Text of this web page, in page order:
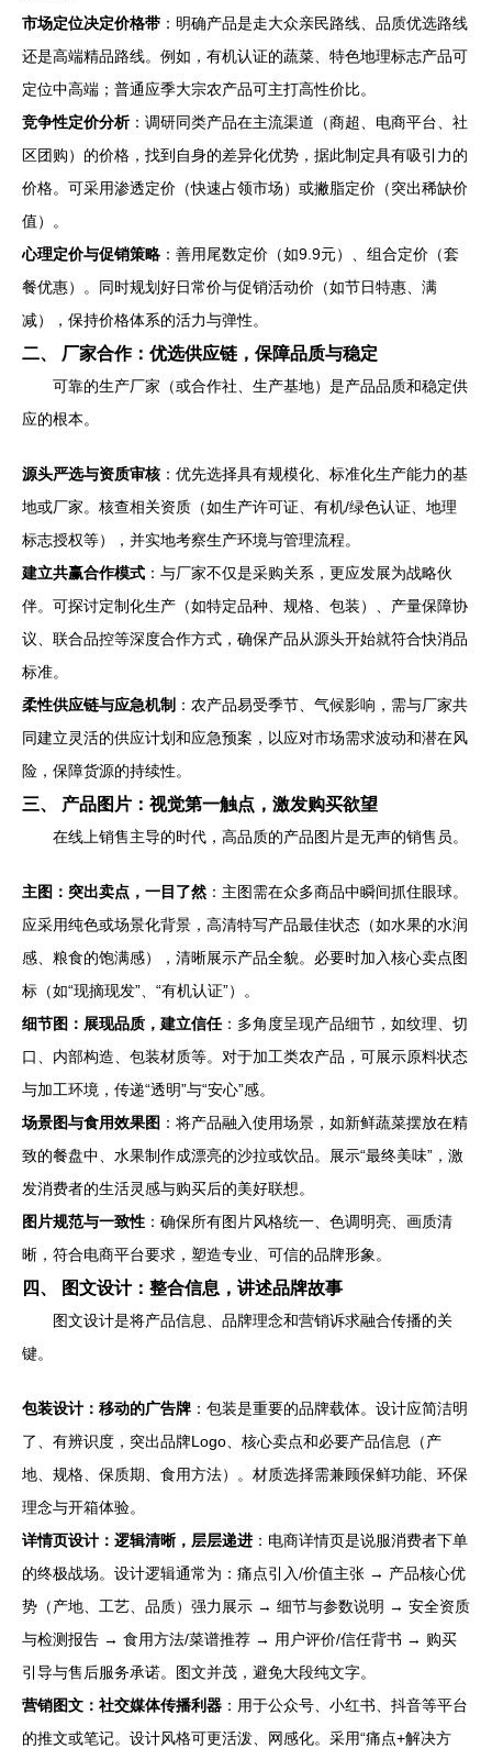
市场定位决定价格带 ：明确产品是走大众亲民路线、品质优选路线
还是高端精品路线。例如，有机认证的蔬菜、特色地理标志产品可
定位中高端；普通应季大宗农产品可主打高性价比。
竞争性定价分析：调研同类产品在主流渠道（商超、电商平台、社
区团购）的价格，找到自身的差异化优势，据此制定具有吸引力的
价格。可采用渗透定价（快速占领市场）或撇脂定价（突出稀缺价
值）。
心理定价与促销策略 ：善用尾数定价（如9.9元）、组合定价（套
餐优惠）。同时规划好日常价与促销活动价（如节日特惠、满
减），保持价格体系的活力与弹性。
二、 厂家合作：优选供应链，保障品质与稳定
可靠的生产厂家（或合作社、生产基地）是产品品质和稳定供
应的根本。
源头严选与资质审核 ：优先选择具有规模化、标准化生产能力的基
地或厂家。核查相关资质（如生产许可证、有机/绿色认证、地理
标志授权等），并实地考察生产环境与管理流程。
建立共赢合作模式 ：与厂家不仅是采购关系，更应发展为战略伙
伴。可探讨定制化生产（如特定品种、规格、包装）、产量保障协
议、联合品控等深度合作方式，确保产品从源头开始就符合快消品
标准。
柔性供应链与应急机制 ：农产品易受季节、气候影响，需与厂家共
同建立灵活的供应计划和应急预案，以应对市场需求波动和潜在风
险，保障货源的持续性。
三、 产品图片：视觉第一触点，激发购买欲望
在线上销售主导的时代，高品质的产品图片是无声的销售员。
主图：突出卖点，一目了然 ：主图需在众多商品中瞬间抓住眼球。
应采用纯色或场景化背景，高清特写产品最佳状态（如水果的水润
感、粮食的饱满感），清晰展示产品全貌。必要时加入核心卖点图
标（如“现摘现发”、“有机认证”）。
细节图：展现品质，建立信任：多角度呈现产品细节，如纹理、切
口、内部构造、包装材质等。对于加工类农产品，可展示原料状态
与加工环境，传递“透明”与“安心”感。
场景图与食用效果图 ：将产品融入使用场景，如新鲜蔬菜摆放在精
致的餐盘中、水果制作成漂亮的沙拉或饮品。展示“最终美味”，激
发消费者的生活灵感与购买后的美好联想。
图片规范与一致性 ：确保所有图片风格统一、色调明亮、画质清
晰，符合电商平台要求，塑造专业、可信的品牌形象。
四、 图文设计：整合信息，讲述品牌故事
图文设计是将产品信息、品牌理念和营销诉求融合传播的关
键。
包装设计：移动的广告牌 ：包装是重要的品牌载体。设计应简洁明
了、有辨识度，突出品牌Logo、核心卖点和必要产品信息（产
地、规格、保质期、食用方法）。材质选择需兼顾保鲜功能、环保
理念与开箱体验。
详情页设计：逻辑清晰，层层递进 ：电商详情页是说服消费者下单
的终极战场。设计逻辑通常为：痛点引入/价值主张 → 产品核心优
势（产地、工艺、品质）强力展示 → 细节与参数说明 → 安全资质
与检测报告 → 食用方法/菜谱推荐 → 用户评价/信任背书 → 购买
引导与售后服务承诺。图文并茂，避免大段纯文字。
营销图文：社交媒体传播利器 ：用于公众号、小红书、抖音等平台
的推文或笔记。设计风格可更活泼、网感化。采用“痛点+解决方